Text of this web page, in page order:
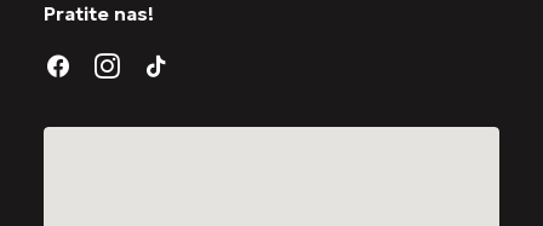
Pratite nas!